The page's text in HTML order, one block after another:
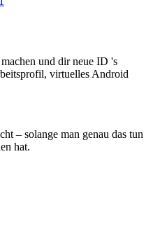
und dir neue ID 's
virtuelles Android
– solange man genau das tun
hat.